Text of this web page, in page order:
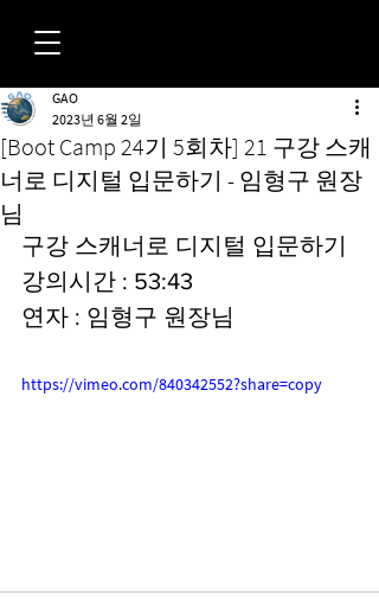
[Boot Camp 24기 5회차] 21 구강 스캐
너로 디지털 입문하기 - 임형구 원장
님
GAO
2023년 6월 2일
구강 스캐너로 디지털 입문하기
강의시간 : 53:43
연자 : 임형구 원장님
https://vimeo.com/840342552?share=copy